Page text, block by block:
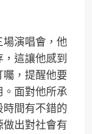
場演唱會，他
這讓他感到
，提醒他要
面對他所承
間有不錯的
出對社會有